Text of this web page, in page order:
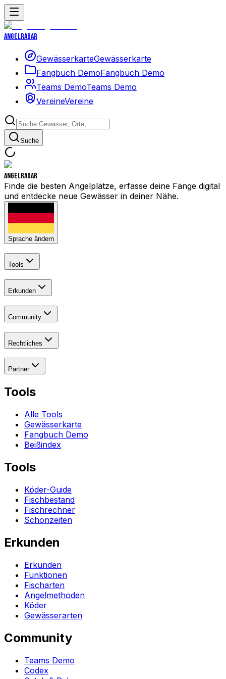
Angelradar
GewässerkarteGewässerkarte
Fangbuch DemoFangbuch Demo
Teams DemoTeams Demo
VereineVereine
Suche
Angelradar
Finde die besten Angelplätze, erfasse deine Fänge digital
und entdecke neue Gewässer in deiner Nähe.
Sprache ändern
Tools
Erkunden
Community
Rechtliches
Partner
Tools
Alle Tools
Gewässerkarte
Fangbuch Demo
Beißindex
Tools
Köder-Guide
Fischbestand
Fischrechner
Schonzeiten
Erkunden
Erkunden
Funktionen
Fischarten
Angelmethoden
Köder
Gewässerarten
Community
Teams Demo
Codex